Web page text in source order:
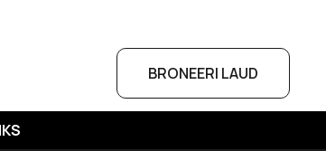
BRONEERI LAUD